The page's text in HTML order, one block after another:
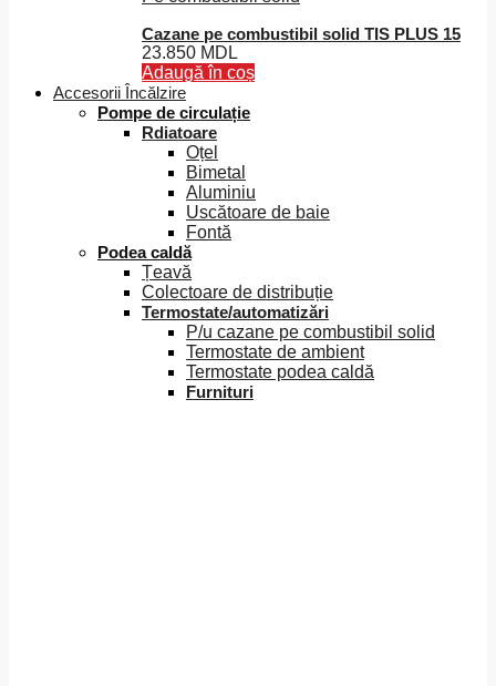
Cazane pe combustibil solid TIS PLUS 15
23.850 MDL
Adaugă în coș
Accesorii Încălzire
Pompe de circulație
Rdiatoare
Oțel
Bimetal
Aluminiu
Uscătoare de baie
Fontă
Podea caldă
Țeavă
Colectoare de distribuție
Termostate/automatizări
P/u cazane pe combustibil solid
Termostate de ambient
Termostate podea caldă
Furnituri